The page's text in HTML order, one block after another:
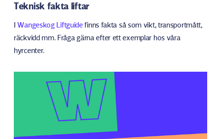
Teknisk fakta liftar
IWangeskog Liftguidefinns fakta så som vikt, transportmått,
räckvidd mm. Fråga gärna efter ett exemplar hos våra
hyrcenter.